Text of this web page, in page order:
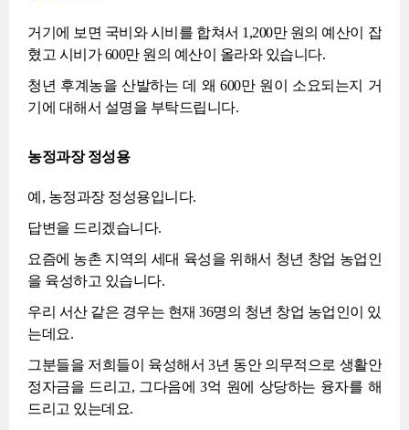
거기에 보면 국비와 시비를 합쳐서 1,200만 원의 예산이 잡
혔고 시비가 600만 원의 예산이 올라와 있습니다.
청년 후계농을 산발하는 데 왜 600만 원이 소요되는지 거
기에 대해서 설명을 부탁드립니다.
농정과장 정성용
예, 농정과장 정성용입니다.
답변을 드리겠습니다.
요즘에 농촌 지역의 세대 육성을 위해서 청년 창업 농업인
을 육성하고 있습니다.
우리 서산 같은 경우는 현재 36명의 청년 창업 농업인이 있
는데요.
그분들을 저희들이 육성해서 3년 동안 의무적으로 생활안
정자금을 드리고, 그다음에 3억 원에 상당하는 융자를 해
드리고 있는데요.